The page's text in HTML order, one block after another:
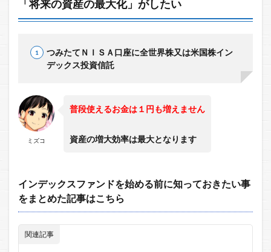
「将来の資産の最大化」がしたい
つみたてＮＩＳＡ口座に全世界株又は米国株イン
デックス投資信託
ミズコ
普段使えるお金は１円も増えません
資産の増大効率は最大となります
インデックスファンドを始める前に知っておきたい事
をまとめた記事はこちら
関連記事